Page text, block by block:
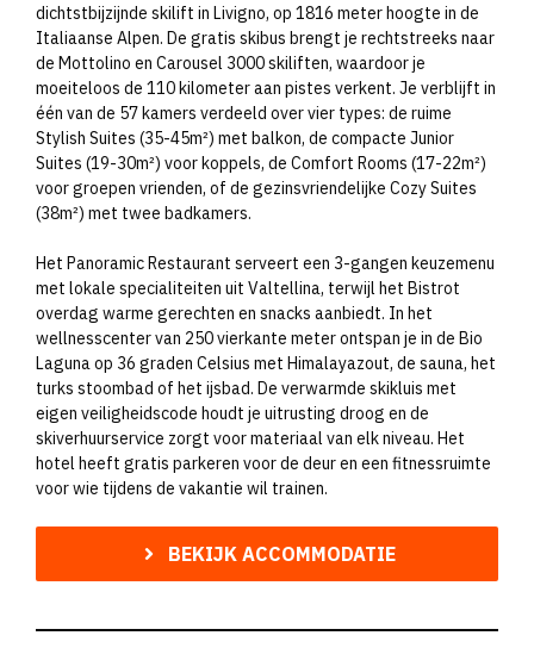
dichtstbijzijnde skilift in Livigno, op 1816 meter hoogte in de
Italiaanse Alpen. De gratis skibus brengt je rechtstreeks naar
de Mottolino en Carousel 3000 skiliften, waardoor je
moeiteloos de 110 kilometer aan pistes verkent. Je verblijft in
één van de 57 kamers verdeeld over vier types: de ruime
Stylish Suites (35-45m²) met balkon, de compacte Junior
Suites (19-30m²) voor koppels, de Comfort Rooms (17-22m²)
voor groepen vrienden, of de gezinsvriendelijke Cozy Suites
(38m²) met twee badkamers.
Het Panoramic Restaurant serveert een 3-gangen keuzemenu
met lokale specialiteiten uit Valtellina, terwijl het Bistrot
overdag warme gerechten en snacks aanbiedt. In het
wellnesscenter van 250 vierkante meter ontspan je in de Bio
Laguna op 36 graden Celsius met Himalayazout, de sauna, het
turks stoombad of het ijsbad. De verwarmde skikluis met
eigen veiligheidscode houdt je uitrusting droog en de
skiverhuurservice zorgt voor materiaal van elk niveau. Het
hotel heeft gratis parkeren voor de deur en een fitnessruimte
voor wie tijdens de vakantie wil trainen.
BEKIJK ACCOMMODATIE